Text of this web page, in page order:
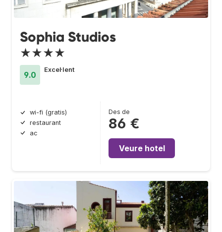
Sophia Studios
★★★★
9.0
Excel·lent
wi-fi (gratis)
restaurant
ac
Des de
86 €
Veure hotel